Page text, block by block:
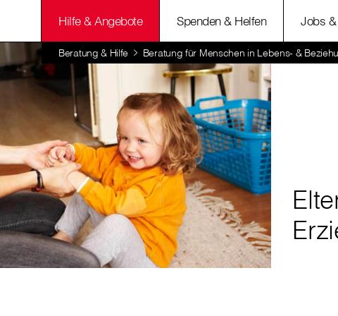
Hilfe & Angebote Spenden & Helfen Jobs
Beratung & Hilfe Beratung für Menschen in Lebens- &